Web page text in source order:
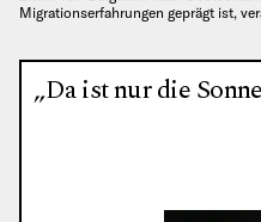
Migrationserfahrungen geprägt ist,
„Da ist nur die